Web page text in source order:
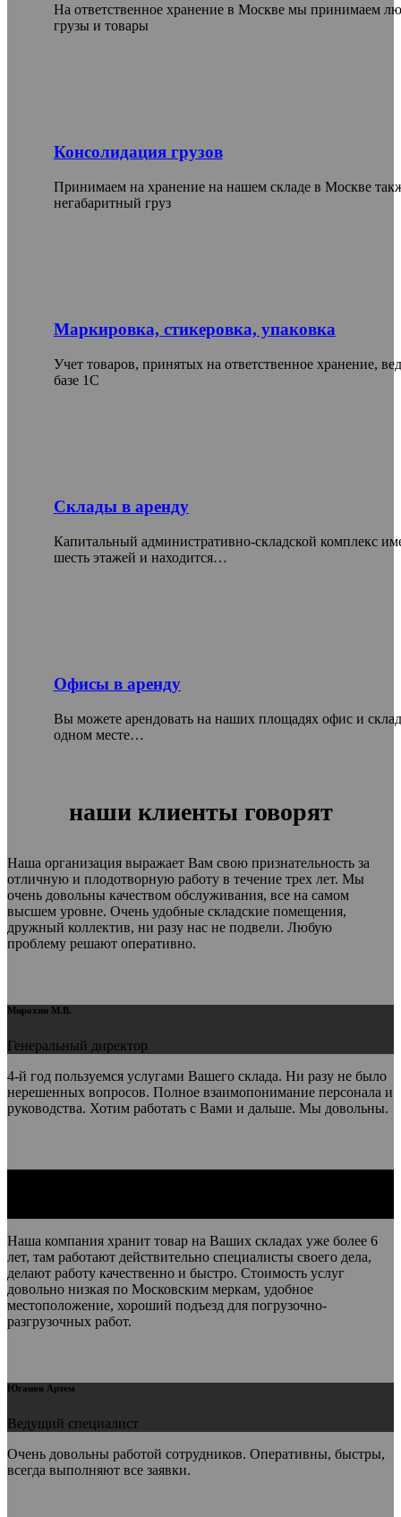
На ответственное хранение в Москве мы принимаем
грузы и товары
Консолидация грузов
Принимаем на хранение на нашем складе в Москве
негабаритный груз
Маркировка, стикеровка, упаковка
Учет товаров, принятых на ответственное хранение,
базе 1С
Склады в аренду
Капитальный административно-складской комплекс
шесть этажей и находится…
Офисы в аренду
Вы можете арендовать на наших площадях офис и
одном месте…
наши клиенты говорят
Наша организация выражает Вам свою признательность за
отличную и плодотворную работу в течение трех лет. Мы
очень довольны качеством обслуживания, все на самом
высшем уровне. Очень удобные складские помещения,
дружный коллектив, ни разу нас не подвели. Любую
проблему решают оперативно.
Мирохин М.В.
Генеральный директор
4-й год пользуемся услугами Вашего склада. Ни разу не было
нерешенных вопросов. Полное взаимопонимание персонала и
руководства. Хотим работать с Вами и дальше. Мы довольны.
Наша компания хранит товар на Ваших складах уже более 6
лет, там работают действительно специалисты своего дела,
делают работу качественно и быстро. Стоимость услуг
довольно низкая по Московским меркам, удобное
местоположение, хороший подъезд для погрузочно-
разгрузочных работ.
Юганов Артем
Ведущий специалист
Очень довольны работой сотрудников. Оперативны, быстры,
всегда выполняют все заявки.